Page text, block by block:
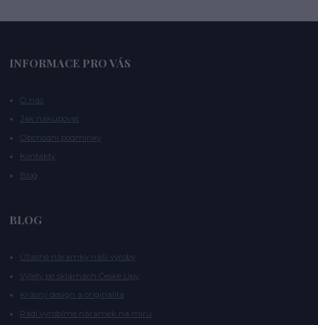
INFORMACE PRO VÁS
O nás
Jak nakupovat
Obchodní podmínky
Kontakty
Blog
BLOG
Úžasné náramky naší výroby
Výlety po sklárnách České Lípy
Krásný design a originalita
Rádi vyrobíme náramek na míru